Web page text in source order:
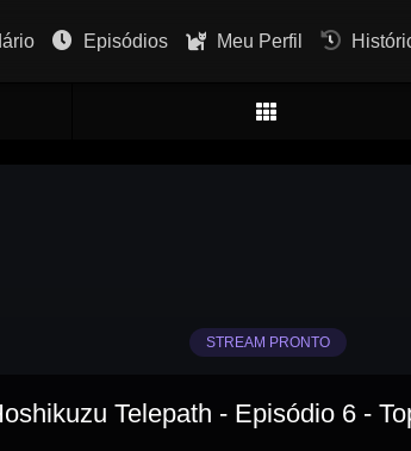
Episódios Meu Perfil
STREAM PRONTO
Telepath - Episódio 6 -